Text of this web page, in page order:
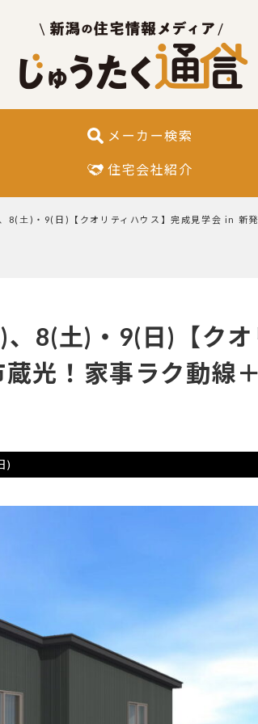
メーカー検索
住宅会社紹介
土)・9(日)【クオリティハウス】完成見学会 in 新
8(土)・9(日)【クオ
光！家事ラク動線
)